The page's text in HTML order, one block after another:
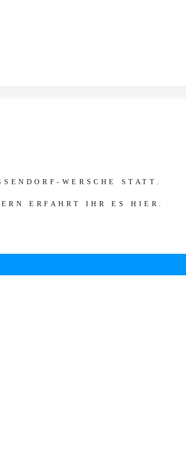
WERSCHE STATT.
ERFAHRT IHR ES HIER.